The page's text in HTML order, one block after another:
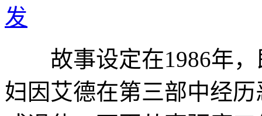
发
故事设定在1986年，
妇因艾德在第三部中经